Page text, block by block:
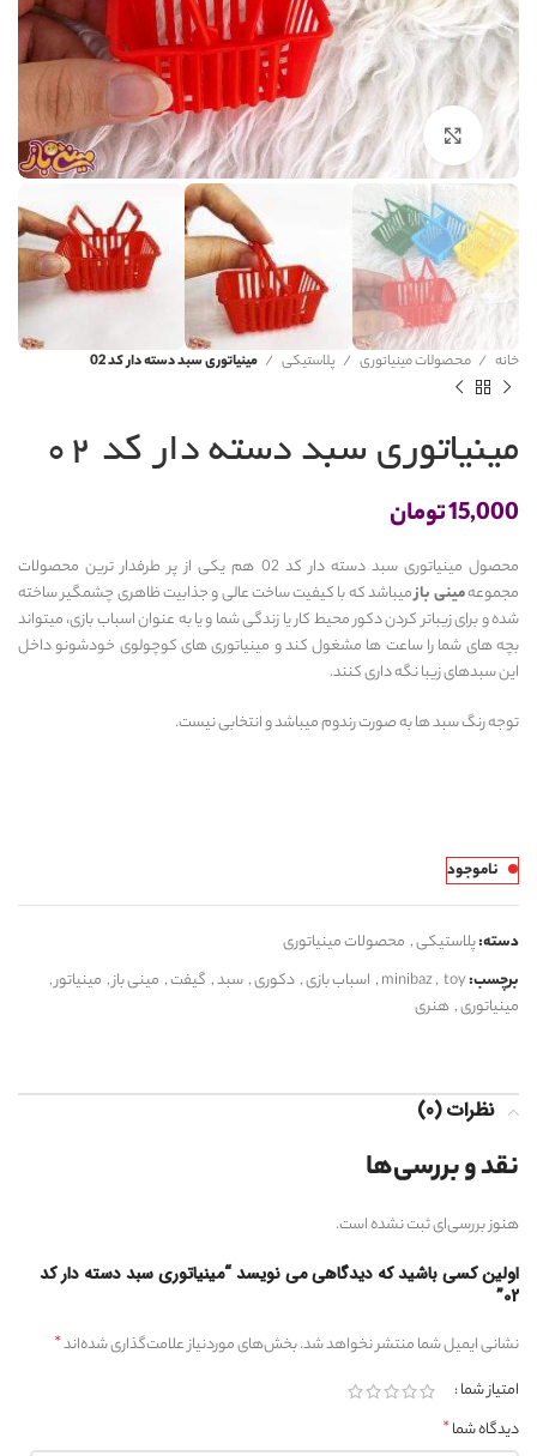
برای بزرگنمایی کلیک کنید
خانه محصولات مینیاتوری پلاستیکی مینیاتوری سبد دسته دار کد 02
مینیاتوری سبد دسته دار کد 02
15,000تومان
محصول مینیاتوری سبد دسته دار کد 02 هم یکی از پر طرفدار ترین محصولات
مجموعهمینی بازمیباشد که با کیفیت ساخت عالی و جذابیت ظاهری چشمگیر ساخته
شده و برای زیباتر کردن دکور محیط کار یا زندگی شما و یا به عنوان اسباب بازی، میتواند
بچه های شما را ساعت ها مشغول کند و مینیاتوری های کوچولوی خودشونو داخل
این سبدهای زیبا نگه داری کنند.
توجه رنگ سبد ها به صورت رندوم میباشد و انتخابی نیست.
ناموجود
دسته:پلاستیکی, محصولات مینیاتوری
برچسب:
minibaz, toy
, اسباب بازی, دکوری, سبد, گیفت, مینی باز, مینیاتور,
مینیاتوری, هنری
نظرات (0)
نقد و بررسی‌ها
هنوز بررسی‌ای ثبت نشده است.
اولین کسی باشید که دیدگاهی می نویسد “مینیاتوری سبد دسته دار کد
02”
نشانی ایمیل شما منتشر نخواهد شد.بخش‌های موردنیاز علامت‌گذاری شده‌اند*
امتیاز شما
دیدگاه شما*